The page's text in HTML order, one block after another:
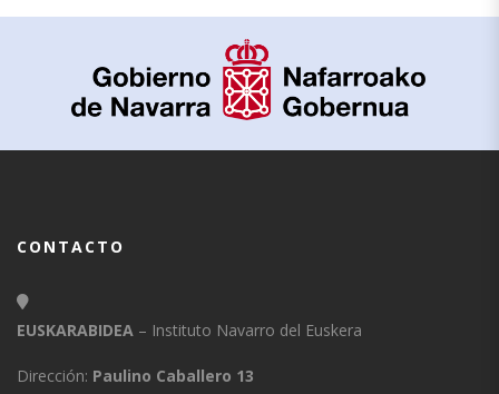
CONTACTO
EUSKARABIDEA – Instituto Navarro del Euskera
Dirección: Paulino Caballero 13